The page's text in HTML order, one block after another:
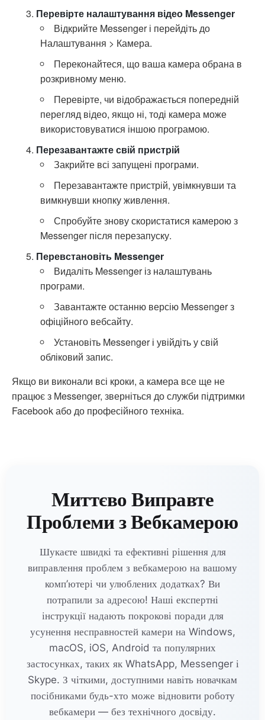
Перевірте налаштування відео Messenger
Відкрийте Messenger і перейдіть до
Налаштування > Камера.
Переконайтеся, що ваша камера обрана в
розкривному меню.
Перевірте, чи відображається попередній
перегляд відео, якщо ні, тоді камера може
використовуватися іншою програмою.
Перезавантажте свій пристрій
Закрийте всі запущені програми.
Перезавантажте пристрій, увімкнувши та
вимкнувши кнопку живлення.
Спробуйте знову скористатися камерою з
Messenger після перезапуску.
Перевстановіть Messenger
Видаліть Messenger із налаштувань
програми.
Завантажте останню версію Messenger з
офіційного вебсайту.
Установіть Messenger і увійдіть у свій
обліковий запис.
Якщо ви виконали всі кроки, а камера все ще не
працює з Messenger, зверніться до служби підтримки
Facebook або до професійного техніка.
Миттєво Виправте
Проблеми з Вебкамерою
Шукаєте швидкі та ефективні рішення для
виправлення проблем з вебкамерою на вашому
комп’ютері чи улюблених додатках? Ви
потрапили за адресою! Наші експертні
інструкції надають покрокові поради для
усунення несправностей камери на Windows,
macOS, iOS, Android та популярних
застосунках, таких як WhatsApp, Messenger і
Skype. З чіткими, доступними навіть новачкам
посібниками будь-хто може відновити роботу
вебкамери — без технічного досвіду.